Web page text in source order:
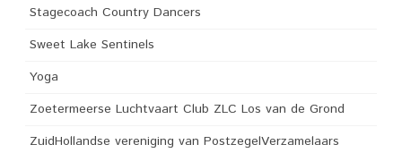
Stagecoach Country Dancers
Sweet Lake Sentinels
Yoga
Zoetermeerse Luchtvaart Club ZLC Los van de Grond
ZuidHollandse vereniging van PostzegelVerzamelaars